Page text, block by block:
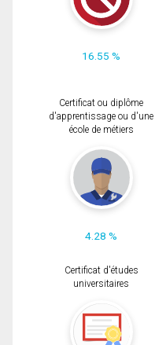
16.55 %
Certificat ou diplôme
d'apprentissage ou d'une
école de métiers
4.28 %
Certificat d'études
universitaires